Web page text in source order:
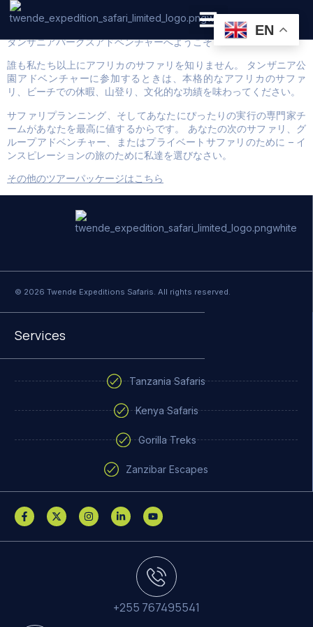
Japan
タンザニアパークスアドベンチャーへようこそ
誰も私たち以上にアフリカのサファリを知りません。 タンザニア公
園アドベンチャーに参加するときは、本格的なアフリカのサファ
リ、ビーチでの休暇、山登り、文化的な功績を味わってください。
サファリプランニング、そしてあなたにぴったりの実行の専門家チ
ームがあなたを最高に値するからです。 あなたの次のサファリ、グ
ループアドベンチャー、またはプライベートサファリのために – イ
ンスピレーションの旅のために私達を選びなさい。
その他のツアーパッケージはこちら
© 2026 Twende Expeditions Safaris. All rights reserved.
Services
Tanzania Safaris
Kenya Safaris
Gorilla Treks
Zanzibar Escapes
+255 767495541
EN